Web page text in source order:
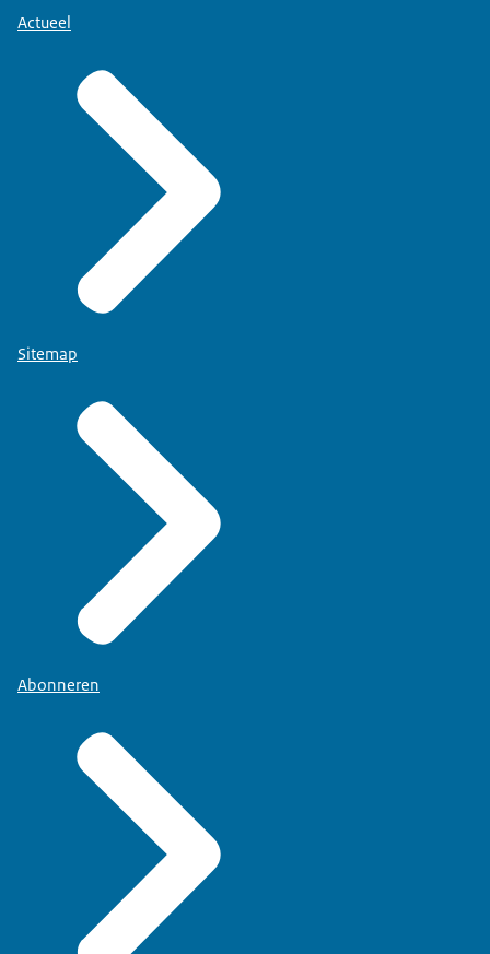
Actueel
Sitemap
Abonneren